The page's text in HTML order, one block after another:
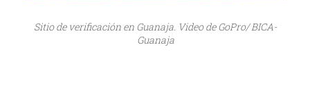
Sitio de verificación en Guanaja. Video de GoPro/ BICA-
Guanaja